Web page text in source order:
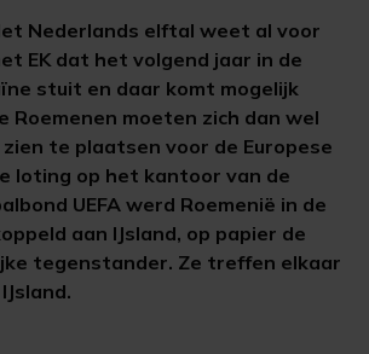
Nederlands elftal weet al voor
EK dat het volgend jaar in de
stuit en daar komt mogelijk
Roemenen moeten zich dan wel
te plaatsen voor de Europese
loting op het kantoor van de
UEFA werd Roemenië in de
aan IJsland, op papier de
tegenstander. Ze treffen elkaar